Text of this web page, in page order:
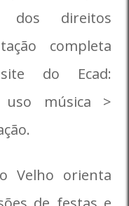
dos direitos
completa
do Ecad:
uso música >
Velho orienta